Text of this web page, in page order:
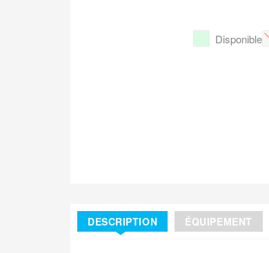
Disponible
DESCRIPTION ÉQUIPEMENT